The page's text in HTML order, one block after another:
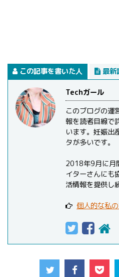
この記事を書いた人 最新
Techガール
このブログの運
報を読者目線で
います。妊娠出
タが多いです。
2018年9月に月
イターさんにも
活情報を提供し
個人的な私